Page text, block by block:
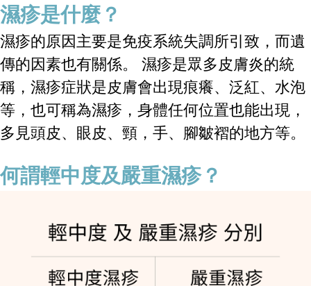
濕疹是什麼？
濕疹的原因主要是免疫系統失調所引致，而遺
傳的因素也有關係。 濕疹是眾多皮膚炎的統
稱，濕疹症狀是皮膚會出現痕癢、泛紅、水泡
等，也可稱為濕疹，身體任何位置也能出現，
多見頭皮、眼皮、頸，手、腳皺褶的地方等。
何謂輕中度及嚴重濕疹？